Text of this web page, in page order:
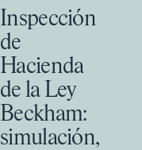
Inspección
de
Hacienda
de la Ley
Beckham:
simulación,